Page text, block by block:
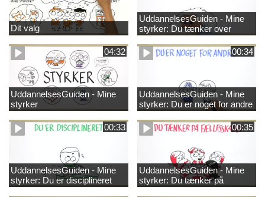
Dit valg
UddannelsesGuiden - Mine
styrker: Du tænker over
tingene
04:32
UddannelsesGuiden - Mine
styrker
00:34
UddannelsesGuiden - Mine
styrker: Du er noget for andre
00:33
UddannelsesGuiden - Mine
styrker: Du er disciplineret
00:35
UddannelsesGuiden - Mine
styrker: Du tænker på
fællesskabet